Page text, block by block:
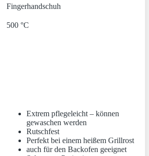
Fingerhandschuh
500 °C
Extrem pflegeleicht – können
gewaschen werden
Rutschfest
Perfekt bei einem heißem Grillrost
auch für den Backofen geeignet